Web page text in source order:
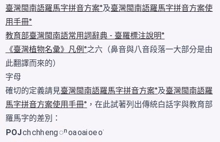
臺灣閩南語羅馬字拼音方案 及臺灣閩南語羅馬字拼音方案使
用手冊
教育部臺灣閩南語常用詞辭典 - 臺羅標注說明
《臺灣植物名彙》凡例 之六（鼻音與八音段落一大部分是由
此翻譯而來的）
字母
確切的定義請見臺灣閩南語羅馬字拼音方案 及臺灣閩南語羅
馬字拼音方案使用手冊
，在此試著列出傳統白話字與教育部
羅馬字的差別：
POJchchheng◌ⁿoaoaioeo͘